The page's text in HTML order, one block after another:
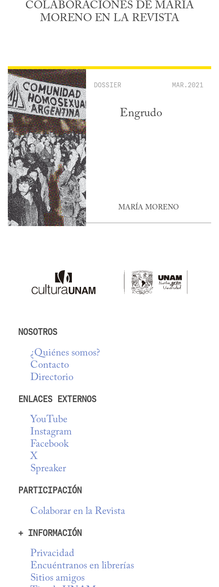
COLABORACIONES DE MARÍA
MORENO EN LA REVISTA
DOSSIER MAR.2021
Engrudo
MARÍA MORENO
NOSOTROS
¿Quiénes somos?
Contacto
Directorio
ENLACES EXTERNOS
YouTube
Instagram
Facebook
X
Spreaker
PARTICIPACIÓN
Colaborar en la Revista
+ INFORMACIÓN
Privacidad
Encuéntranos en librerías
Sitios amigos